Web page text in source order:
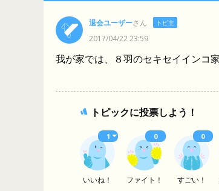
退会ユーザーさん トピ主
2017/04/22 23:59
我が家では、８羽のセキセイインコ家
トピックに投票しよう！
いいね！ ファイト！ すごい！
1 0 0